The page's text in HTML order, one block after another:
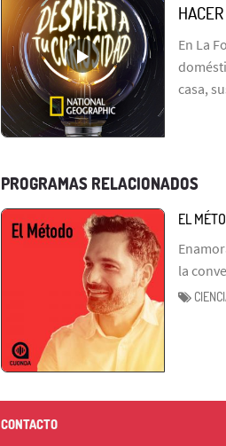
En La
casa,
PROGRAMAS RELACIONADOS
EL
la
CONTACTO